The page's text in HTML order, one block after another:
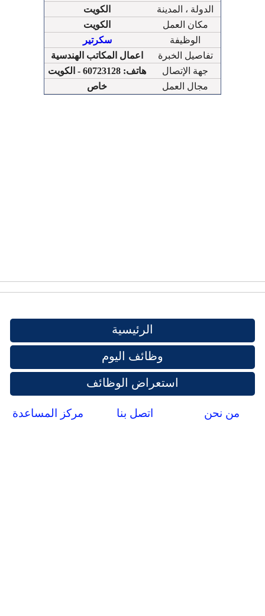
الكويت
الدولة ، المدينة
الكويت
مكان العمل
سكرتير
الوظيفة
اعمال المكاتب الهندسية
تفاصيل الخبرة
هاتف: 60723128 - الكويت
جهة الإتصال
خاص
مجال العمل
الرئيسية
وظائف اليوم
استعراض الوظائف
من نحن اتصل بنا مركز المساعدة